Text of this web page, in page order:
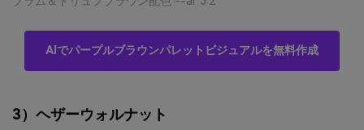
AIでパープルブラウンパレットビジュアルを無料作成
3）ヘザーウォルナット